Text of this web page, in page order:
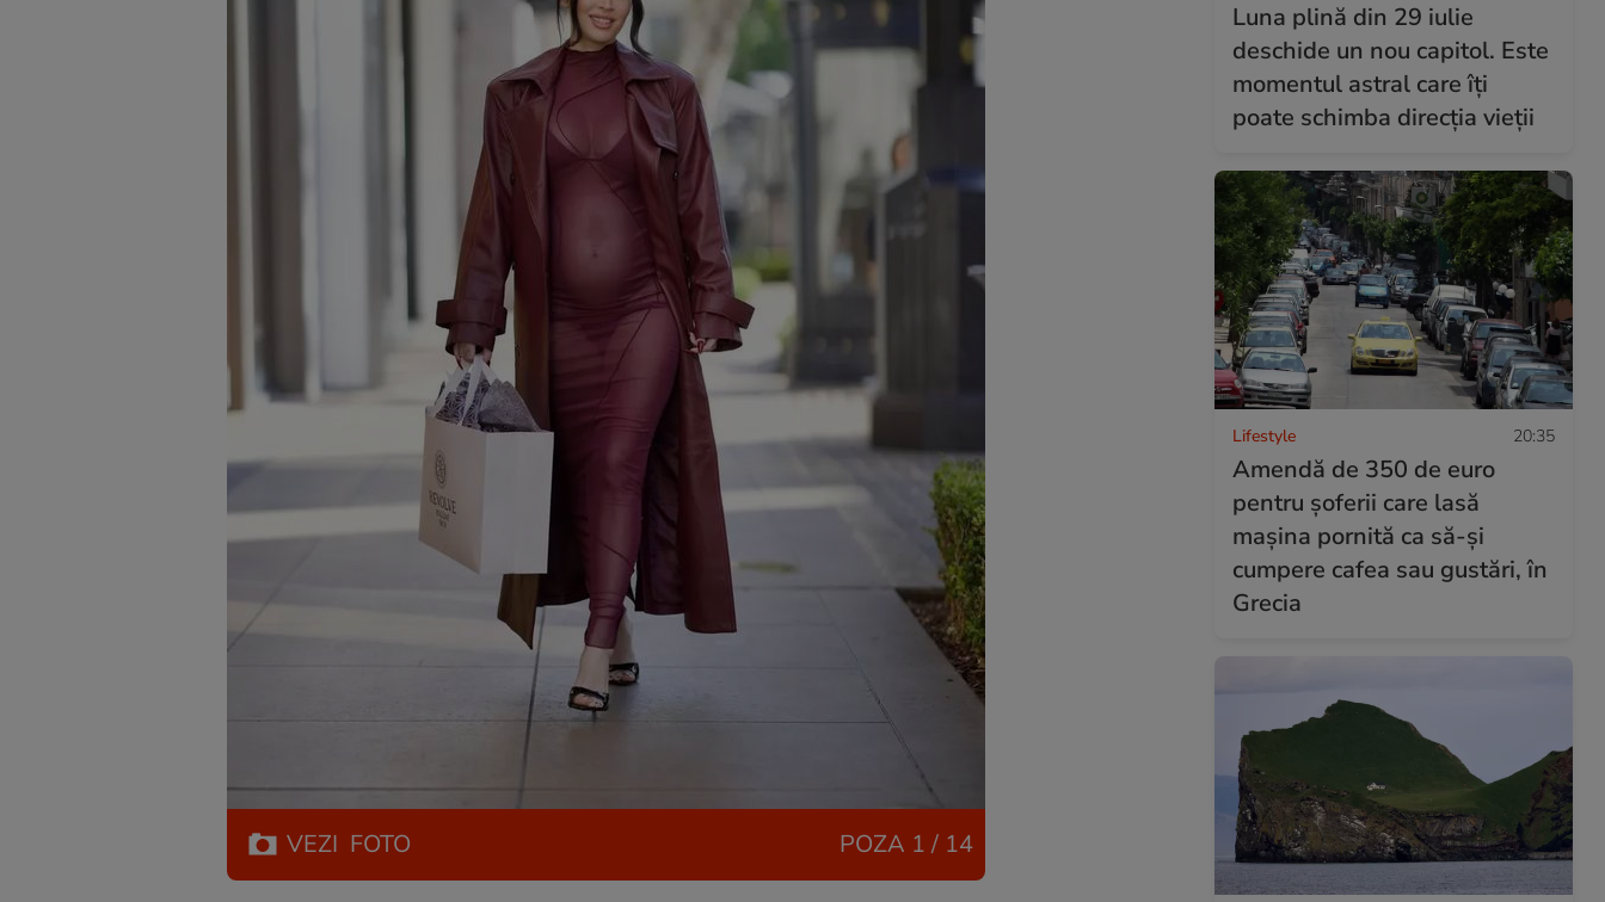
VEZI FOTO POZA 1 / 14
Luna plină din 29 iulie
deschide un nou capitol. Este
momentul astral care îți
poate schimba direcția vieții
Lifestyle 20:35
Amendă de 350 de euro
pentru șoferii care lasă
mașina pornită ca să-și
cumpere cafea sau gustări, în
Grecia